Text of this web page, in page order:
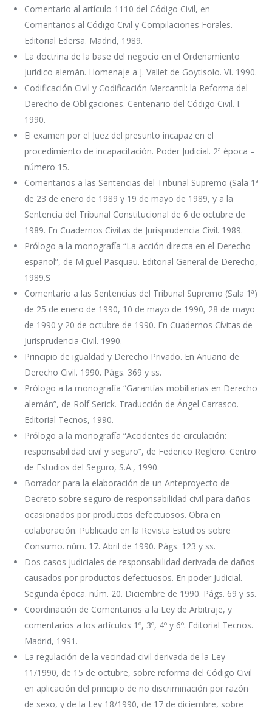
Comentario al artículo 1110 del Código Civil, en
Comentarios al Código Civil y Compilaciones Forales.
Editorial Edersa. Madrid, 1989.
La doctrina de la base del negocio en el Ordenamiento
Jurídico alemán. Homenaje a J. Vallet de Goytisolo. VI. 1990.
Codificación Civil y Codificación Mercantil: la Reforma del
Derecho de Obligaciones. Centenario del Código Civil. I.
1990.
El examen por el Juez del presunto incapaz en el
procedimiento de incapacitación. Poder Judicial. 2ª época –
número 15.
Comentarios a las Sentencias del Tribunal Supremo (Sala 1ª
de 23 de enero de 1989 y 19 de mayo de 1989, y a la
Sentencia del Tribunal Constitucional de 6 de octubre de
1989. En Cuadernos Civitas de Jurisprudencia Civil. 1989.
Prólogo a la monografía “La acción directa en el Derecho
español”, de Miguel Pasquau. Editorial General de Derecho,
1989.S
Comentario a las Sentencias del Tribunal Supremo (Sala 1ª)
de 25 de enero de 1990, 10 de mayo de 1990, 28 de mayo
de 1990 y 20 de octubre de 1990. En Cuadernos Cívitas de
Jurisprudencia Civil. 1990.
Principio de igualdad y Derecho Privado. En Anuario de
Derecho Civil. 1990. Págs. 369 y ss.
Prólogo a la monografía “Garantías mobiliarias en Derecho
alemán”, de Rolf Serick. Traducción de Ángel Carrasco.
Editorial Tecnos, 1990.
Prólogo a la monografía “Accidentes de circulación:
responsabilidad civil y seguro”, de Federico Reglero. Centro
de Estudios del Seguro, S.A., 1990.
Borrador para la elaboración de un Anteproyecto de
Decreto sobre seguro de responsabilidad civil para daños
ocasionados por productos defectuosos. Obra en
colaboración. Publicado en la Revista Estudios sobre
Consumo. núm. 17. Abril de 1990. Págs. 123 y ss.
Dos casos judiciales de responsabilidad derivada de daños
causados por productos defectuosos. En poder Judicial.
Segunda época. núm. 20. Diciembre de 1990. Págs. 69 y ss.
Coordinación de Comentarios a la Ley de Arbitraje, y
comentarios a los artículos 1º, 3º, 4º y 6º. Editorial Tecnos.
Madrid, 1991.
La regulación de la vecindad civil derivada de la Ley
11/1990, de 15 de octubre, sobre reforma del Código Civil
en aplicación del principio de no discriminación por razón
de sexo, y de la Ley 18/1990, de 17 de diciembre, sobre